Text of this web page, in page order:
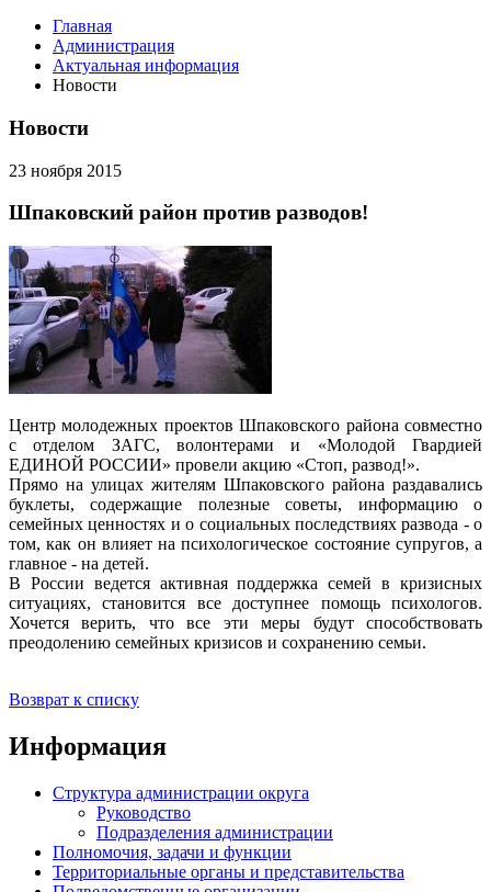
Главная
Администрация
Актуальная информация
Новости
Новости
23 ноября 2015
Шпаковский район против разводов!
Центр молодежных проектов Шпаковского района совместно
с отделом ЗАГС, волонтерами и «Молодой Гвардией
ЕДИНОЙ РОССИИ» провели акцию «Стоп, развод!».
Прямо на улицах жителям Шпаковского района раздавались
буклеты, содержащие полезные советы, информацию о
семейных ценностях и о социальных последствиях развода - о
том, как он влияет на психологическое состояние супругов, а
главное - на детей.
В России ведется активная поддержка семей в кризисных
ситуациях, становится все доступнее помощь психологов.
Хочется верить, что все эти меры будут способствовать
преодолению семейных кризисов и сохранению семьи.
Возврат к списку
Информация
Структура администрации округа
Руководство
Подразделения администрации
Полномочия, задачи и функции
Территориальные органы и представительства